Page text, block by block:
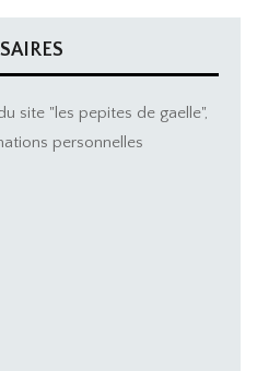
site "les pepites de gaelle",
personnelles